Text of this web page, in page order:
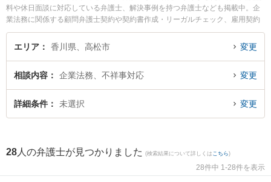
料や休日面談に対応している弁護士、解決事例を持つ弁護士なども掲載中。企
業法務に関係する顧問弁護士契約や契約書作成・リーガルチェック、雇用契約
書・就業規則作成等の細かな分野での絞り込み検索もでき便利です。特によつ
ば法律事務所の二川 伸也弁護士やベリーベスト法律事務所 高松オフィスの庄司
市で土日や夜間に発生した不祥事対応のトラブルを今すぐに弁護士に相談した
い』『不祥事対応のトラブル解決の実績豊富な近くの弁護士を検索したい』
『初回相談無料で不祥事対応を法律相談できる高松市内の弁護士に相談予約し
エリア 香川県、高松市 変更
相談内容 企業法務、不祥事対応 変更
詳細条件 未選択 変更
28 人の弁護士が見つかりました (検索結果について詳しくは こちら)
28件中 1-28件を表示